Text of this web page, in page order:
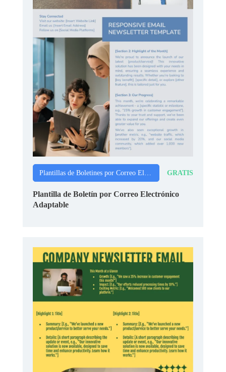
Plantillas de Boletines por Correo Electrónico GRATIS
Plantilla de Boletín por Correo Electrónico
Adaptable